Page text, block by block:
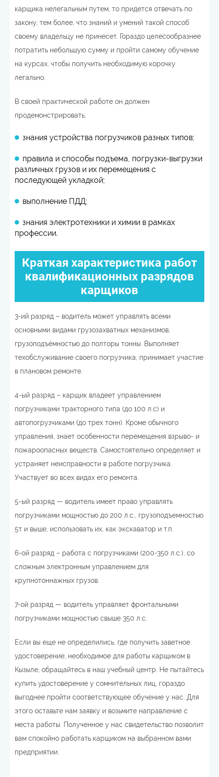
карщика нелегальным путем, то придется отвечать по
закону, тем более, что знаний и умений такой способ
своему владельцу не принесет. Гораздо целесообразнее
потратить небольшую сумму и пройти самому обучение
на курсах, чтобы получить необходимую корочку
легально.
В своей практической работе он должен
продемонстрировать:
знания устройства погрузчиков разных типов;
правила и способы подъема, погрузки-выгрузки
различных грузов и их перемещения с
последующей укладкой;
выполнение ПДД;
знания электротехники и химии в рамках
профессии.
Краткая характеристика работ
квалификационных разрядов
карщиков
3-ий разряд – водитель может управлять всеми
основными видами грузозахватных механизмов,
грузоподъёмностью до полторы тонны. Выполняет
техобслуживание своего погрузчика, принимает участие
в плановом ремонте.
4-ый разряд – карщик владеет управлением
погрузчиками тракторного типа (до 100 л.с) и
автопогрузчиками (до трех тонн). Кроме обычного
управления, знает особенности перемещения взрыво- и
пожароопасных веществ. Самостоятельно определяет и
устраняет неисправности в работе погрузчика.
Участвует во всех видах его ремонта.
5-ый разряд — водитель имеет право управлять
погрузчиками мощностью до 200 л.с., грузоподъемностью
5т и выше, использовать их, как экскаватор и т.п.
6-ой разряд – работа с погрузчиками (200-350 л.с.), со
сложным электронным управлением для
крупнотоннажных грузов.
7-ой разряд — водитель управляет фронтальными
погрузчиками мощностью свыше 350 л.с.
Если вы еще не определились, где получить заветное
удостоверение, необходимое для работы карщиком в
Кызыле, обращайтесь в наш учебный центр. Не пытайтесь
купить удостоверение у сомнительных лиц, гораздо
выгоднее пройти соответствующее обучение у нас. Для
этого оставьте нам заявку и возьмите направление с
места работы. Полученное у нас свидетельство позволит
вам спокойно работать карщиком на выбранном вами
предприятии.